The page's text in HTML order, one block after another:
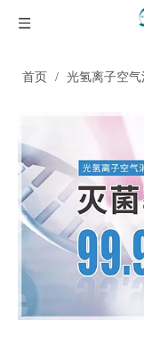
首页 / 光氢离子空